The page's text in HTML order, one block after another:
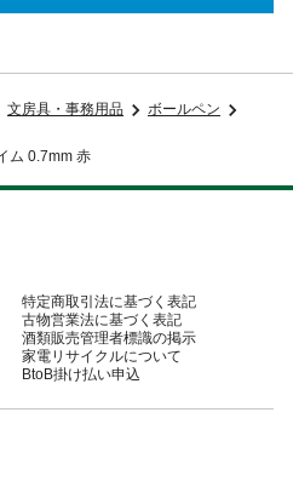
文房具・事務用品
ボールペン
ム 0.7mm 赤
特定商取引法に基づく表記
古物営業法に基づく表記
酒類販売管理者標識の掲示
家電リサイクルについて
BtoB掛け払い申込